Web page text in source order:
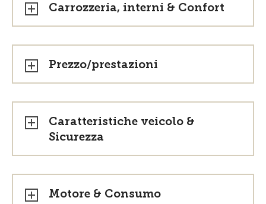
Carrozzeria, interni & Confort
Prezzo/prestazioni
Caratteristiche veicolo &
Sicurezza
Motore & Consumo